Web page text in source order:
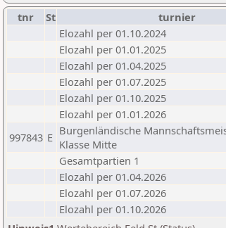
tnr
St turnier
Elozahl per 01.10.2024
Elozahl per 01.01.2025
Elozahl per 01.04.2025
Elozahl per 01.07.2025
Elozahl per 01.10.2025
Elozahl per 01.01.2026
997843 E Burgenländische
Klasse Mitte
Gesamtpartien 1
Elozahl per 01.04.2026
Elozahl per 01.07.2026
Elozahl per 01.10.2026